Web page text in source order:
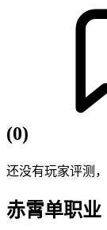
(0)
还没有玩家评测，
赤霄单职业